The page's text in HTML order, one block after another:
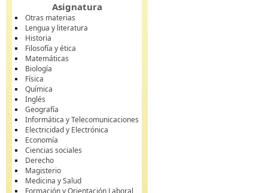
Asignatura
Otras materias
Lengua y literatura
Historia
Filosofía y ética
Matemáticas
Biología
Física
Química
Inglés
Geografía
Informática y Telecomunicaciones
Electricidad y Electrónica
Economía
Ciencias sociales
Derecho
Magisterio
Medicina y Salud
Formación y Orientación Laboral